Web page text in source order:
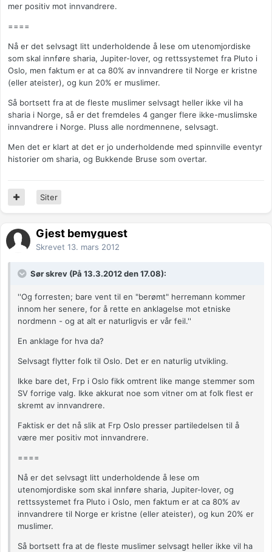
mer positiv mot innvandrere.
====
Nå er det selvsagt litt underholdende å lese om utenomjordiske
som skal innføre sharia, Jupiter-lover, og rettssystemet fra Pluto i
Oslo, men faktum er at ca 80% av innvandrere til Norge er kristne
(eller ateister), og kun 20% er muslimer.
Så bortsett fra at de fleste muslimer selvsagt heller ikke vil ha
sharia i Norge, så er det fremdeles 4 ganger flere ikke-muslimske
innvandrere i Norge. Pluss alle nordmennene, selvsagt.
Men det er klart at det er jo underholdende med spinnville eventyr
historier om sharia, og Bukkende Bruse som overtar.
Siter
Gjest bemyguest
Skrevet 13. mars 2012
Sør skrev (På 13.3.2012 den 17.08):
''Og forresten; bare vent til en "berømt" herremann kommer
innom her senere, for å rette en anklagelse mot etniske
nordmenn - og at alt er naturligvis er vår feil.''
En anklage for hva da?
Selvsagt flytter folk til Oslo. Det er en naturlig utvikling.
Ikke bare det, Frp i Oslo fikk omtrent like mange stemmer som
SV forrige valg. Ikke akkurat noe som vitner om at folk flest er
skremt av innvandrere.
Faktisk er det nå slik at Frp Oslo presser partiledelsen til å
være mer positiv mot innvandrere.
====
Nå er det selvsagt litt underholdende å lese om
utenomjordiske som skal innføre sharia, Jupiter-lover, og
rettssystemet fra Pluto i Oslo, men faktum er at ca 80% av
innvandrere til Norge er kristne (eller ateister), og kun 20% er
muslimer.
Så bortsett fra at de fleste muslimer selvsagt heller ikke vil ha